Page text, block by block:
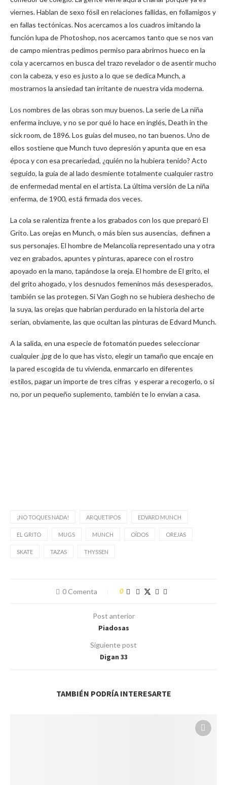
viernes. Hablan de sexo fósil en relaciones fallidas, en follamigos y
en fallas tectónicas. Nos acercamos a los cuadros imitando la
función lupa de Photoshop, nos acercamos tanto que se nos van
de campo mientras pedimos permiso para abrirnos hueco en la
cola y acercarnos en busca del trazo revelador o de asentir mucho
con la cabeza, y eso es justo a lo que se dedica Munch, a
mostrarnos la ansiedad tan irritante de nuestra vida moderna.
Los nombres de las obras son muy buenos. La serie de La niña
enferma incluye, y no se por qué lo hace en inglés, Death in the
sick room, de 1896. Los guías del museo, no tan buenos. Uno de
ellos sostiene que Munch tuvo depresión y apunta que en esa
época y con esa precariedad, ¿quién no la hubiera tenido? Acto
seguido, la guía de al lado desmiente totalmente cualquier rastro
de enfermedad mental en el artista. La última versión de La niña
enferma, de 1900, está firmada dos veces.
La cola se ralentiza frente a los grabados con los que preparó El
Grito. Las orejas en Munch, o más bien sus ausencias, definen a
sus personajes. El hombre de Melancolía representado una y otra
vez en grabados, apuntes y pinturas, aparece con el rostro
apoyado en la mano, tapándose la oreja. El hombre de El grito, el
del grito ahogado, y los desnudos femeninos más desesperados,
también se las protegen. Si Van Gogh no se hubiera deshecho de
la suya, las orejas que habrían perdurado en la historia del arte
serían, obviamente, las que ocultan las pinturas de Edvard Munch.
A la salida, en una especie de fotomatón puedes seleccionar
cualquier .jpg de lo que has visto, elegir un tamaño que encaje en
la pared escogida de tu vivienda, enmarcarlo en diferentes
estilos, pagar un importe de tres cifras y esperar a recogerlo, o si
no, por un pequeño suplemento, también te lo envían a casa.
¡NO TOQUES NADA! ARQUETIPOS EDVARD MUNCH
EL GRITO MUGS MUNCH OÍDOS OREJAS
SKATE TAZAS THYSSEN
0 Comenta 0
Post anterior
Piadosas
Siguiente post
Digan 33
TAMBIÉN PODRÍA INTERESARTE